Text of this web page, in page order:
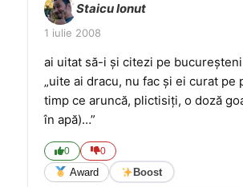
Staicu Ionut
1 iulie 2008
ai uitat să-i şi citezi pe
„uite ai dracu, nu fac şi ei curat pe
timp ce aruncă, plictisiţi, o doză
în apă)…”
0 0
Award Boost